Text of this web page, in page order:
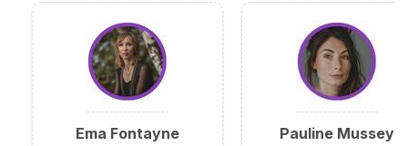
Ema Fontayne Pauline Mussey